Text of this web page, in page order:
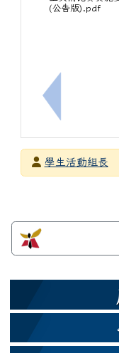
上一筆：轉
(公告版).pdf
發布者學生活動組長
左邊區域內容